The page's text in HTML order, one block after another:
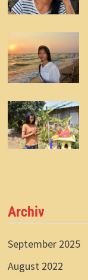
Archiv
September 2025
August 2022